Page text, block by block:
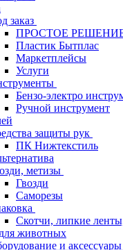
заказ
ПРОСТОЕ
Пластик Бытплас
Маркетплейсы
Услуги
Бензо-электро
Ручной инструмент
защиты рук
ПК Нижтекстиль
метизы
Гвозди
Саморезы
Скотчи, липкие
животных
и